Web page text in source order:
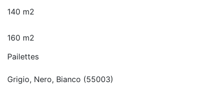
140 m2
160 m2
Pailettes
Grigio, Nero, Bianco (55003)